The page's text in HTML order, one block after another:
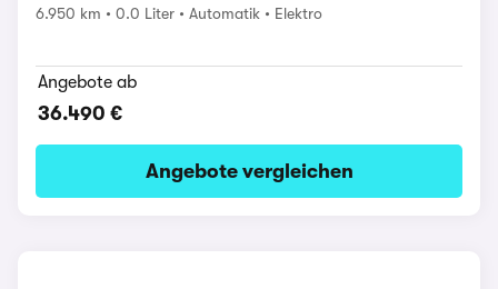
6.950 km 0.0 Liter Automatik Elektro
Angebote ab
36.490 €
Angebote vergleichen